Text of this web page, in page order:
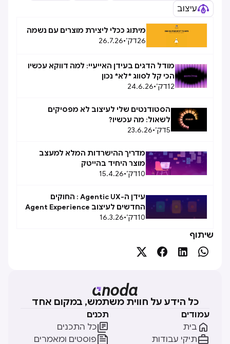
עיצוב
מיתוג ככלי ליצירת מוצרים עם נשמה
26דק׳•
26.7.26
מודל הדגים בעידן האייעיי: למה דווקא עכשיו
הכי קל לסווג *לא* נכון
12דק׳•
24.6.26
הסטודנטים שלי לעיצוב לא מפסיקים
לשאול: מה עכשיו?
5דק׳•
23.6.26
מדריך ההישרדות המלא למעצב
מוצר היחיד בהייטק
10דק׳•
15.4.26
עידן ה-Agentic UX : החוקים
החדשים לעיצוב Agent Experience
(AX)
10דק׳•
16.3.26
שיתוף




כל הידע על חווית משתמש, במקום אחד
עמודים
בית 
תיקי עבודות
תכנים
כל התכנים
פוסטים ומאמרים